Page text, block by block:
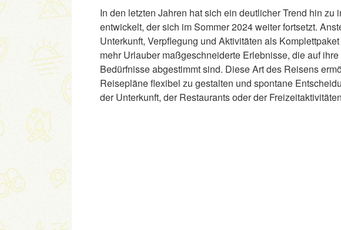
In den letzten Jahren hat sich ein deutlicher Trend hin
entwickelt, der sich im Sommer 2024 weiter fortsetzt.
Unterkunft, Verpflegung und Aktivitäten als
mehr Urlauber maßgeschneiderte Erlebnisse, die auf
Bedürfnisse abgestimmt sind. Diese Art des Reisens
Reisepläne flexibel zu gestalten und spontane
der Unterkunft, der Restaurants oder der